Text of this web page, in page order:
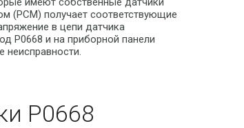
(PCM) получает соответствующие
в цепи датчика
P0668 и на приборной панели
неисправности.
P0668